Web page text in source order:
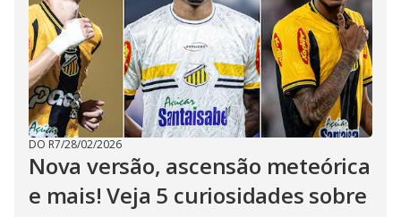
DO R7/28/02/2026
Nova versão, ascensão meteórica
e mais! Veja 5 curiosidades sobre